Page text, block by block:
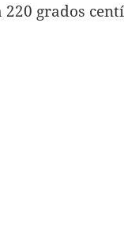
220 grados